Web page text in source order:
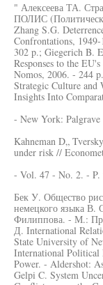
" Алексеева ТА.
ПОЛИС
Zhang S.G.
Confrontations,
302 p.; Giegerich B.
Responses to the
Nomos, 2006. - 244
Strategic Culture and
Insights Into
- New York:
Kahneman D„
under risk //
- Vol. 47 - No. 2. - P.
Бек У. Общество
немецкого языка В.
Филиппова. - М.:
Д. International
State University of
International Political
Power. - Aldershot:
Gelpi C. System